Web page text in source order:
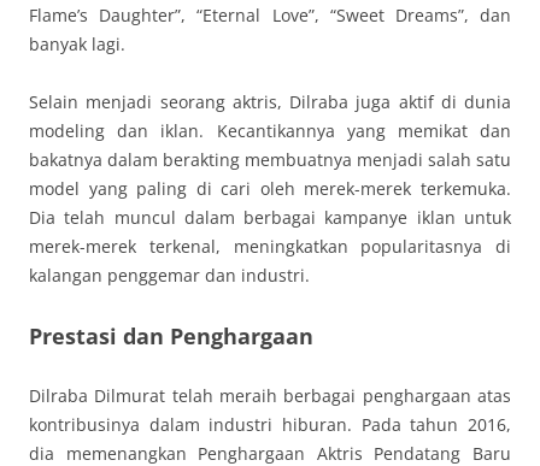
Flame’s Daughter”, “Eternal Love”, “Sweet Dreams”, dan
banyak lagi.
Selain menjadi seorang aktris, Dilraba juga aktif di dunia
modeling dan iklan. Kecantikannya yang memikat dan
bakatnya dalam berakting membuatnya menjadi salah satu
model yang paling di cari oleh merek-merek terkemuka.
Dia telah muncul dalam berbagai kampanye iklan untuk
merek-merek terkenal, meningkatkan popularitasnya di
kalangan penggemar dan industri.
Prestasi dan Penghargaan
Dilraba Dilmurat telah meraih berbagai penghargaan atas
kontribusinya dalam industri hiburan. Pada tahun 2016,
dia memenangkan Penghargaan Aktris Pendatang Baru